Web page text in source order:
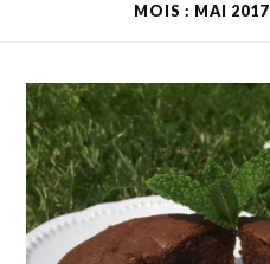
MOIS : MAI 2017